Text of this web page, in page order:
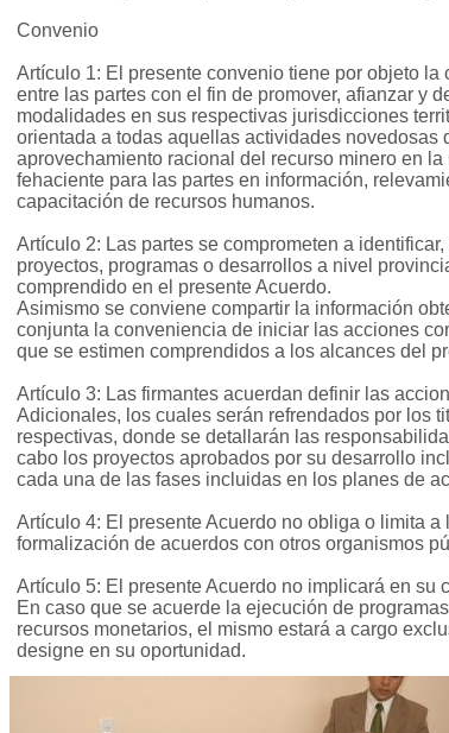
Convenio
Artículo 1: El presente convenio tiene por objeto
entre las partes con el fin de promover, afianzar y
modalidades en sus respectivas jurisdicciones
orientada a todas aquellas actividades novedosas
aprovechamiento racional del recurso minero en
fehaciente para las partes en información,
capacitación de recursos humanos.
Artículo 2: Las partes se comprometen a
proyectos, programas o desarrollos a nivel
comprendido en el presente Acuerdo.
Asimismo se conviene compartir la información
conjunta la conveniencia de iniciar las acciones
que se estimen comprendidos a los alcances del
Artículo 3: Las firmantes acuerdan definir las
Adicionales, los cuales serán refrendados por los
respectivas, donde se detallarán las
cabo los proyectos aprobados por su desarrollo
cada una de las fases incluidas en los planes de
Artículo 4: El presente Acuerdo no obliga o limita a
formalización de acuerdos con otros organismos
Artículo 5: El presente Acuerdo no implicará en su
En caso que se acuerde la ejecución de
recursos monetarios, el mismo estará a cargo
designe en su oportunidad.